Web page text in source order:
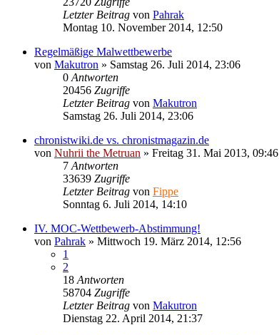
Letzter Beitrag von Pahrak
Montag 10. November 2014, 12:50
Regelmäßige Malwettbewerbe
von Makutron » Samstag 26. Juli 2014, 23:06
0 Antworten
20456 Zugriffe
Letzter Beitrag von Makutron
Samstag 26. Juli 2014, 23:06
chronistwiki.de vs. chronistmagazin.de
von Nuhrii the Metruan » Freitag 31. Mai 2013, 09:46
7 Antworten
33639 Zugriffe
Letzter Beitrag von Fippe
Sonntag 6. Juli 2014, 14:10
IV. MOC-Wettbewerb-Abstimmung!
von Pahrak » Mittwoch 19. März 2014, 12:56
1
2
18 Antworten
58704 Zugriffe
Letzter Beitrag von Makutron
Dienstag 22. April 2014, 21:37